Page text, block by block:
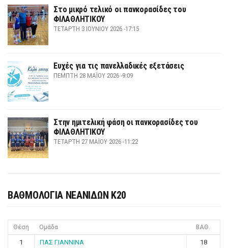
Στο μικρό τελικό οι πανκορασίδες του
ΦΙΛΑΘΛΗΤΙΚΟΥ
ΤΕΤΆΡΤΗ 3 ΙΟΥΝΊΟΥ 2026 -17:15
Ευχές για τις πανελλαδικές εξετάσεις
ΠΈΜΠΤΗ 28 ΜΑΪ́ΟΥ 2026 -9:09
Στην ημιτελική φάση οι πανκορασίδες του
ΦΙΛΑΘΛΗΤΙΚΟΥ
ΤΕΤΆΡΤΗ 27 ΜΑΪ́ΟΥ 2026 -11:22
ΒΑΘΜΟΛΟΓΙΑ ΝΕΑΝΙΔΩΝ Κ20
Θέση Ομάδα ΒΑΘ.
1 ΠΑΣ ΓΙΑΝΝΙΝΑ
18